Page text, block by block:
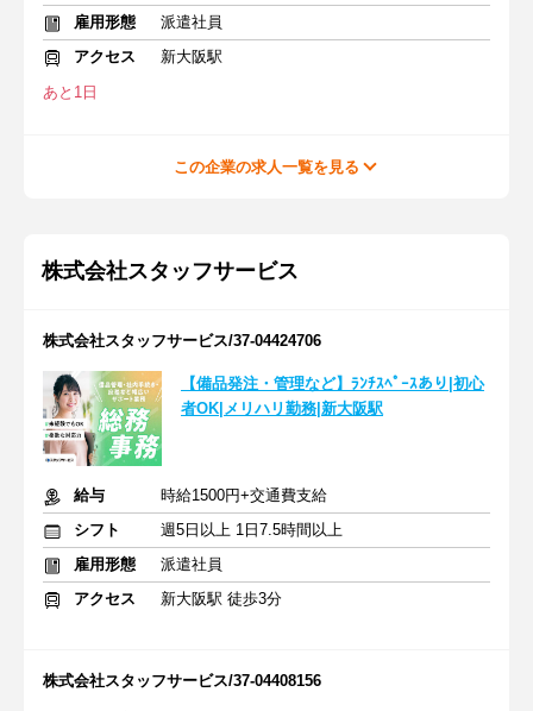
雇用形態
派遣社員
アクセス
新大阪駅
あと1日
この企業の求人一覧を見る
株式会社スタッフサービス
株式会社スタッフサービス/37-04424706
【備品発注・管理など】ﾗﾝﾁｽﾍﾟｰｽあり|初心
者OK|メリハリ勤務|新大阪駅
給与
時給1500円+交通費支給
シフト
週5日以上 1日7.5時間以上
雇用形態
派遣社員
アクセス
新大阪駅 徒歩3分
株式会社スタッフサービス/37-04408156